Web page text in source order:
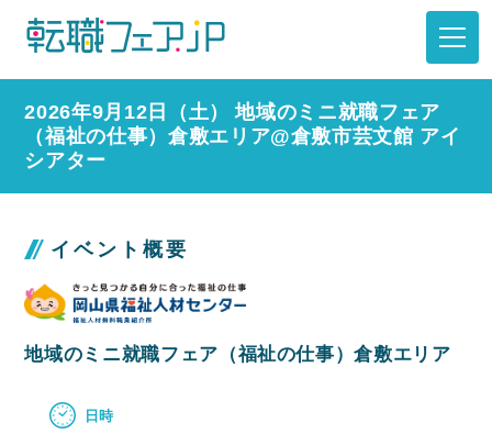
2026年9月12日（土） 地域のミニ就職フェア
（福祉の仕事）倉敷エリア@倉敷市芸文館 アイ
シアター
イベント概要
地域のミニ就職フェア（福祉の仕事）倉敷エリア
日時